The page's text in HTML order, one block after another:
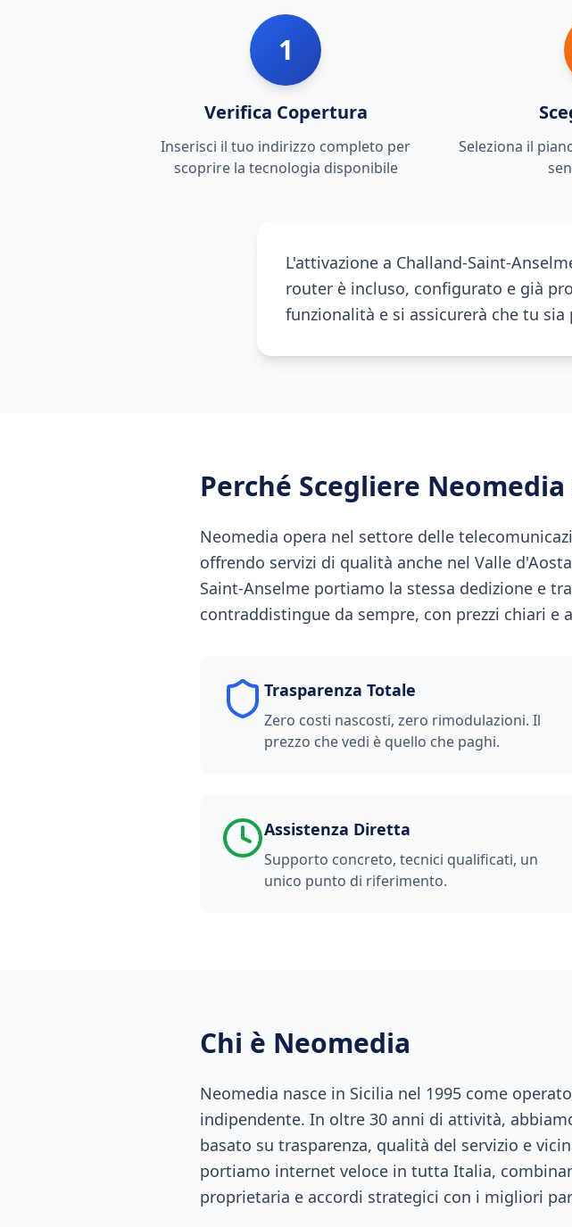
1
Verifica Copertura
Inserisci il tuo indirizzo completo per
scoprire la tecnologia disponibile
Seleziona il
L'attivazione a Challand-Saint-
router è incluso, configurato e già
funzionalità e si assicurerà che tu
Perché Scegliere Neomedia
Neomedia opera nel settore delle
offrendo servizi di qualità anche nel Valle
Saint-Anselme portiamo la stessa dedizione e
contraddistingue da sempre, con prezzi chiari e
Trasparenza Totale
Zero costi nascosti, zero rimodulazioni. Il
prezzo che vedi è quello che paghi.
Assistenza Diretta
Supporto concreto, tecnici qualificati, un
unico punto di riferimento.
Chi è Neomedia
Neomedia nasce in Sicilia nel 1995 come
indipendente. In oltre 30 anni di attività,
basato su trasparenza, qualità del servizio e
portiamo internet veloce in tutta Italia,
proprietaria e accordi strategici con i migliori